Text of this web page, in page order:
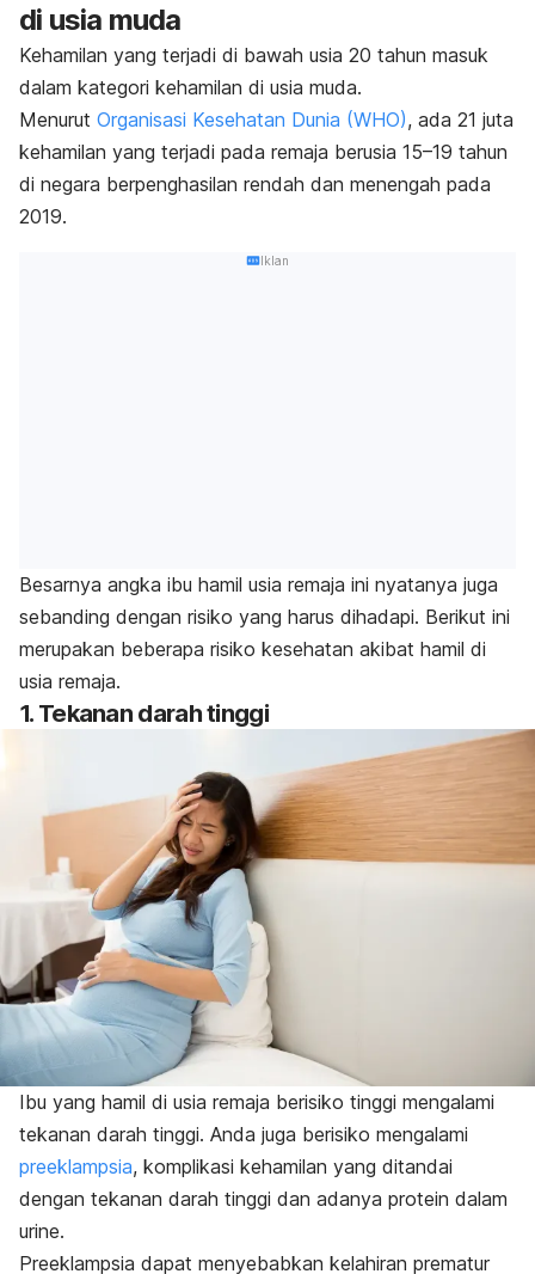
di usia muda
Kehamilan yang terjadi di bawah usia 20 tahun masuk
dalam kategori kehamilan di usia muda.
Menurut Organisasi Kesehatan Dunia (WHO), ada 21 juta
kehamilan yang terjadi pada remaja berusia 15–19 tahun
di negara berpenghasilan rendah dan menengah pada
2019.
Iklan
Besarnya angka ibu hamil usia remaja ini nyatanya juga
sebanding dengan risiko yang harus dihadapi. Berikut ini
merupakan beberapa risiko kesehatan akibat hamil di
usia remaja.
1. Tekanan darah tinggi
Ibu yang hamil di usia remaja berisiko tinggi mengalami
tekanan darah tinggi. Anda juga berisiko mengalami
preeklampsia, komplikasi kehamilan yang ditandai
dengan tekanan darah tinggi dan adanya protein dalam
urine.
Preeklampsia dapat menyebabkan kelahiran prematur